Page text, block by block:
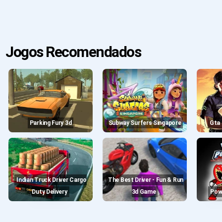
Jogos Recomendados
Parking Fury 3d Subway Surfers Singapore
Indian Truck Driver Cargo
Duty Delivery
The Best Driver - Fun & Run
3d Game